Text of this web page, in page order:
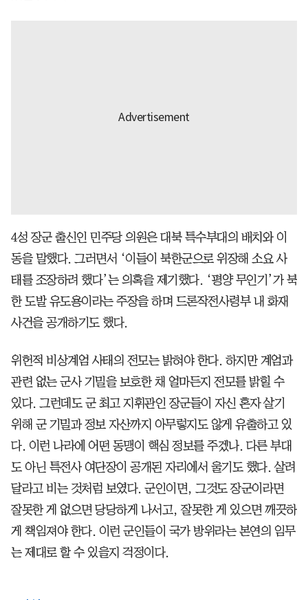
4성 장군 출신인 민주당 의원은 대북 특수부대의 배치와 이
동을 말했다. 그러면서 ‘이들이 북한군으로 위장해 소요 사
태를 조장하려 했다’는 의혹을 제기했다. ‘평양 무인기’가 북
한 도발 유도용이라는 주장을 하며 드론작전사령부 내 화재
사건을 공개하기도 했다.
위헌적 비상계엄 사태의 전모는 밝혀야 한다. 하지만 계엄과
관련 없는 군사 기밀을 보호한 채 얼마든지 전모를 밝힐 수
있다. 그런데도 군 최고 지휘관인 장군들이 자신 혼자 살기
위해 군 기밀과 정보 자산까지 아무렇지도 않게 유출하고 있
다. 이런 나라에 어떤 동맹이 핵심 정보를 주겠나. 다른 부대
도 아닌 특전사 여단장이 공개된 자리에서 울기도 했다. 살려
달라고 비는 것처럼 보였다. 군인이면, 그것도 장군이라면
잘못한 게 없으면 당당하게 나서고, 잘못한 게 있으면 깨끗하
게 책임져야 한다. 이런 군인들이 국가 방위라는 본연의 임무
는 제대로 할 수 있을지 걱정이다.